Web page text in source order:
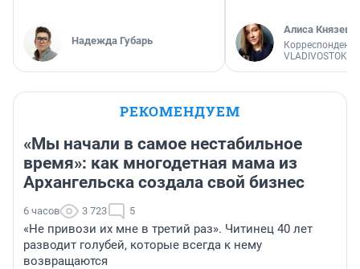
Надежда Губарь
Алиса Князева
Корреспондент
РЕКОМЕНДУЕМ
«Мы начали в самое нестабильное
время»: как многодетная мама из
Архангельска создала свой бизнес
6 часов 3 723 5
«Не привози их мне в третий раз». Читинец 40 лет
разводит голубей, которые всегда к нему
возвращаются